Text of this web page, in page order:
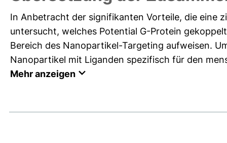
In Anbetracht der signifikanten Vorteile, die eine
untersucht, welches Potential G-Protein
Bereich des Nanopartikel-Targeting aufweisen.
Nanopartikel mit Liganden spezifisch für den
Mehr anzeigen